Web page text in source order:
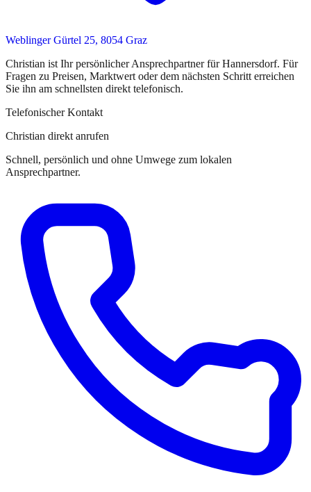
Weblinger Gürtel 25, 8054 Graz
Christian istIhr persönlicher Ansprechpartnerfür Hannersdorf. Für
Fragen zu Preisen, Marktwert oder dem nächsten Schritt erreichen
Sie ihn am schnellsten direkt telefonisch.
Telefonischer Kontakt
Christian direkt anrufen
Schnell, persönlich und ohne Umwege zum lokalen
Ansprechpartner.